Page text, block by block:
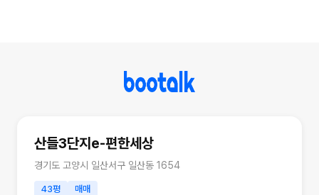
산들3단지e-편한세상
경기도 고양시 일산서구 일산동 1654
43평 매매